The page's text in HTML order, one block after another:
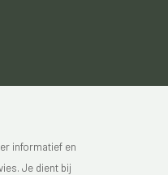
informatief en
Je dient bij